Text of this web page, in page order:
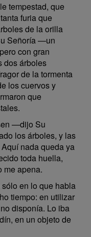
tempestad, que
furia que
de la orilla
Señoría —un
con gran
dos árboles
de la tormenta
los cuervos y
que
—dijo Su
los árboles, y las
nada queda ya
toda huella,
me apena.
en lo que habla
tiempo: en utilizar
disponía. Lo iba
en un objeto de